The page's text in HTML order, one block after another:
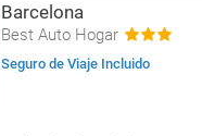
Barcelona
Best Auto Hogar
Seguro de Viaje Incluido